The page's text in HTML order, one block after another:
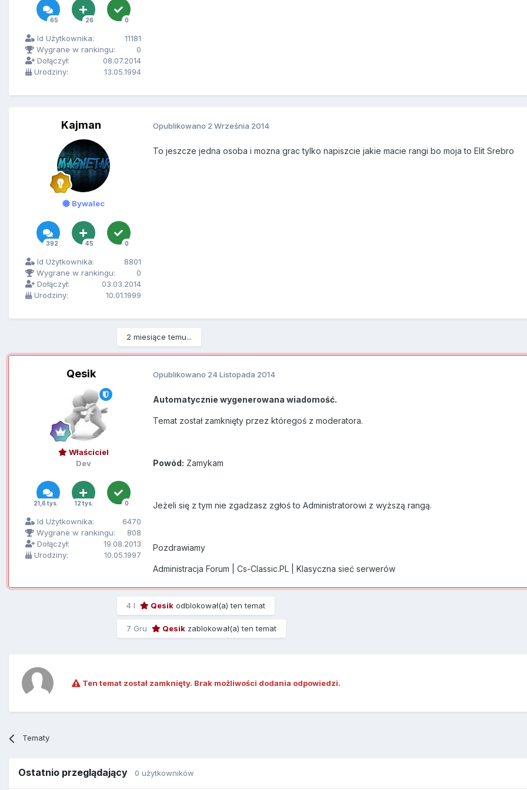
65 26 0
Id Użytkownika:
11181
Wygrane w rankingu:
0
Dołączył:
08.07.2014
Urodziny:
13.05.1994
Kajman
Bywalec
392 45 0
Id Użytkownika:
8801
Wygrane w rankingu:
0
Dołączył:
03.03.2014
Urodziny:
10.01.1999
Opublikowano 2 Września 2014
To jeszcze jedna osoba i mozna grac tylko napiszcie jakie macie rangi bo moja to Elit Srebro
2 miesiące temu...
Qesik
Właściciel
Dev
21,6 tys. 12 tys. 0
Id Użytkownika:
6470
Wygrane w rankingu:
808
Dołączył:
19.08.2013
Urodziny:
10.05.1997
Opublikowano 24 Listopada 2014
Automatycznie wygenerowana wiadomość.
Temat został zamknięty przez któregoś z moderatora.
Powód: Zamykam
Jeżeli się z tym nie zgadzasz zgłoś to Administratorowi z wyższą rangą.
Pozdrawiamy
Administracja Forum | Cs-Classic.PL | Klasyczna sieć serwerów
4 l Qesik odblokował(a) ten temat
7 Gru Qesik zablokował(a) ten temat
Ten temat został zamknięty. Brak możliwości dodania odpowiedzi.
Tematy
Ostatnio przeglądający 0 użytkowników